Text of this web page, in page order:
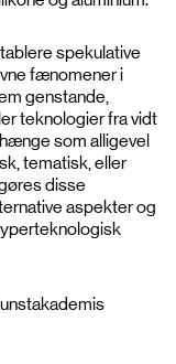
spekulative
fænomener i
genstande,
teknologier fra vidt
som alligevel
tematisk, eller
disse
aspekter og